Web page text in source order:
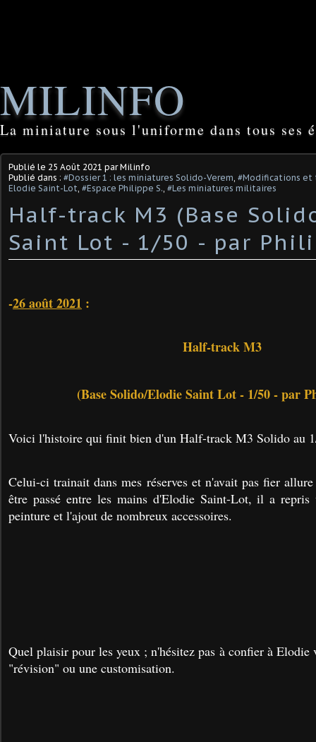
MILINFO
La miniature sous l'uniforme dans tous ses
Publié le 25 Août 2021 par Milinfo
Publié dans : #Dossier 1 : les miniatures Solido-Verem, #Modifications et
Elodie Saint-Lot, #Espace Philippe S., #Les miniatures militaires
Half-track M3 (Base
Saint Lot - 1/50 - par
-26 août 2021 :
Half-track M3
(Base Solido/Elodie Saint Lot - 1/50 - par
Voici l'histoire qui finit bien d'un Half-track M3 Solido au
Celui-ci trainait dans mes réserves et n'avait pas fier
être passé entre les mains d'Elodie Saint-Lot, il a repris
peinture et l'ajout de nombreux accessoires.
Quel plaisir pour les yeux ; n'hésitez pas à confier à Elodie
"révision" ou une customisation.